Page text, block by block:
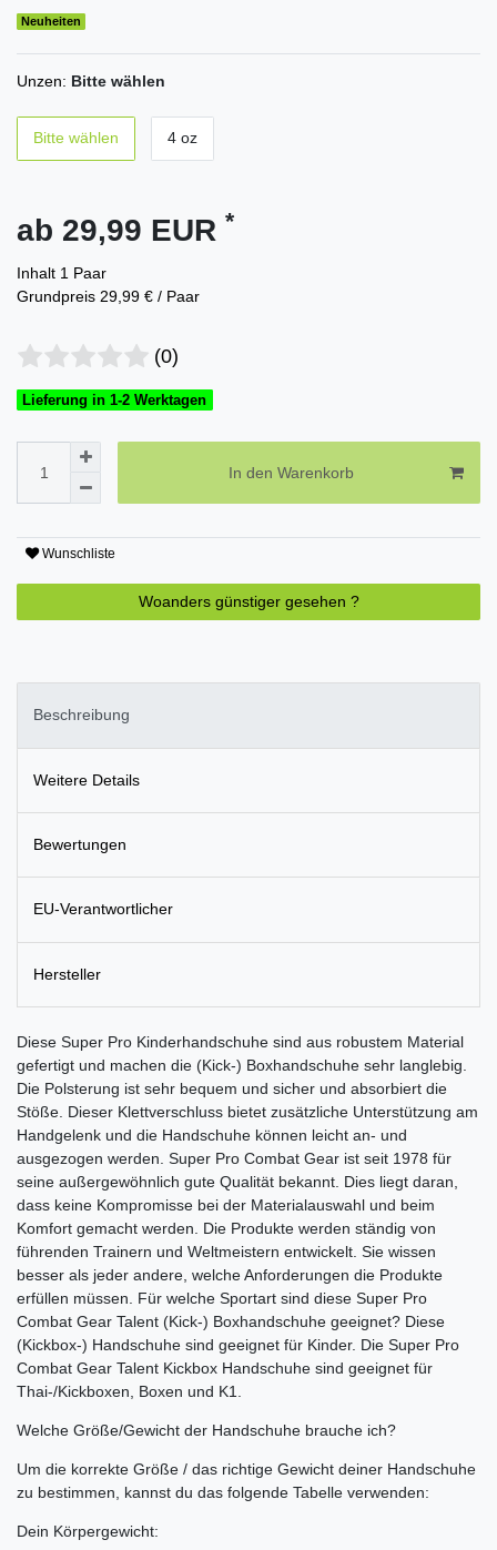
Neuheiten
Unzen: Bitte wählen
Bitte wählen 4 oz
ab 29,99 EUR *
Inhalt 1 Paar
Grundpreis 29,99 € / Paar
(0)
Lieferung in 1-2 Werktagen
In den Warenkorb
Wunschliste
Woanders günstiger gesehen ?
Beschreibung
Weitere Details
Bewertungen
EU-Verantwortlicher
Hersteller
Diese Super Pro Kinderhandschuhe sind aus robustem Material
gefertigt und machen die (Kick-) Boxhandschuhe sehr langlebig.
Die Polsterung ist sehr bequem und sicher und absorbiert die
Stöße. Dieser Klettverschluss bietet zusätzliche Unterstützung am
Handgelenk und die Handschuhe können leicht an- und
ausgezogen werden. Super Pro Combat Gear ist seit 1978 für
seine außergewöhnlich gute Qualität bekannt. Dies liegt daran,
dass keine Kompromisse bei der Materialauswahl und beim
Komfort gemacht werden. Die Produkte werden ständig von
führenden Trainern und Weltmeistern entwickelt. Sie wissen
besser als jeder andere, welche Anforderungen die Produkte
erfüllen müssen. Für welche Sportart sind diese Super Pro
Combat Gear Talent (Kick-) Boxhandschuhe geeignet? Diese
(Kickbox-) Handschuhe sind geeignet für Kinder. Die Super Pro
Combat Gear Talent Kickbox Handschuhe sind geeignet für
Thai-/Kickboxen, Boxen und K1.
Welche Größe/Gewicht der Handschuhe brauche ich?
Um die korrekte Größe / das richtige Gewicht deiner Handschuhe
zu bestimmen, kannst du das folgende Tabelle verwenden:
Dein Körpergewicht: